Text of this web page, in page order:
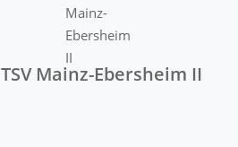
TSV Mainz-Ebersheim II